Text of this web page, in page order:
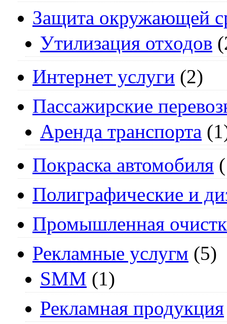
Защита окружающей
Утилизация отходов
Интернет услуги (2)
Пассажирские
Аренда транспорта
Покраска автомобиля
Полиграфические и
Промышленная
Рекламные услугм (5)
SMM (1)
Рекламная продукция